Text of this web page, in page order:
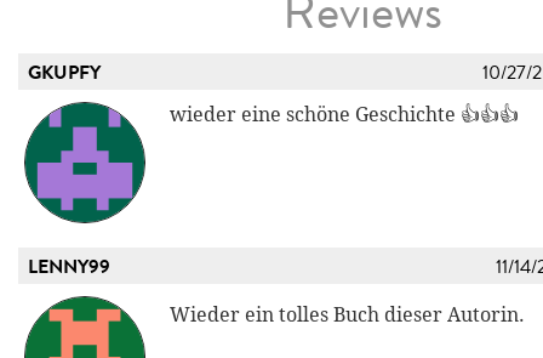
GKUPFY 10/27/
wieder eine schöne Geschichte 👍👍👍
LENNY99 11/
Wieder ein tolles Buch dieser Autorin.